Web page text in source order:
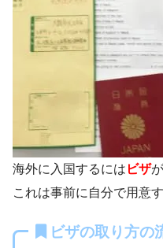
海外に入国するには ビザ
これは事前に自分で用意
ビザの取り方の